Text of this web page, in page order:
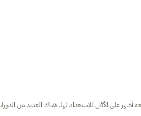
على الأقل للاستعداد لها. هناك العديد من